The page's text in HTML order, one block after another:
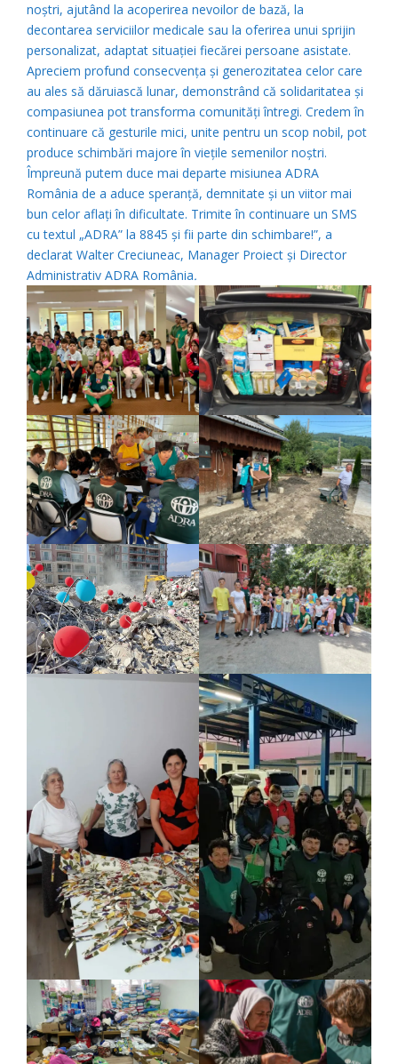
noștri, ajutând la acoperirea nevoilor de bază, la
decontarea serviciilor medicale sau la oferirea unui sprijin
personalizat, adaptat situației fiecărei persoane asistate.
Apreciem profund consecvența și generozitatea celor care
au ales să dăruiască lunar, demonstrând că solidaritatea și
compasiunea pot transforma comunități întregi. Credem în
continuare că gesturile mici, unite pentru un scop nobil, pot
produce schimbări majore în viețile semenilor noștri.
Împreună putem duce mai departe misiunea ADRA
România de a aduce speranță, demnitate și un viitor mai
bun celor aflați în dificultate. Trimite în continuare un SMS
cu textul „ADRA” la 8845 și fii parte din schimbare!”, a
declarat Walter Creciuneac, Manager Proiect și Director
Administrativ ADRA România.